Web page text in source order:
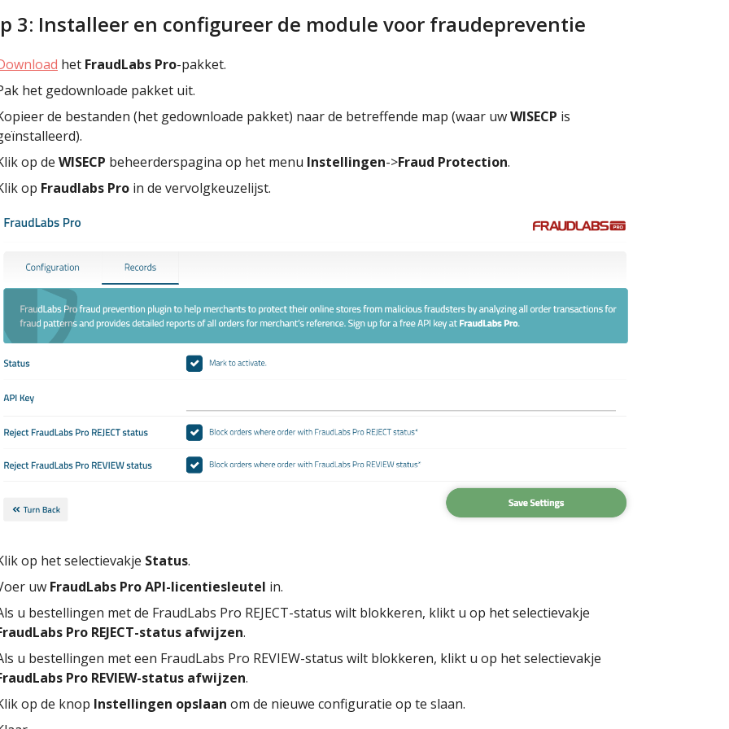
3: Installeer en configureer de module voor fraudepreventie
het FraudLabs Pro-pakket.
het gedownloade pakket uit.
de bestanden (het gedownloade pakket) naar de betreffende map (waar uwWISECP is
op de WISECP beheerderspagina op het menu Instellingen->Fraud Protection.
op Fraudlabs Pro in de vervolgkeuzelijst.
op het selectievakje Status.
uw FraudLabs Pro API-licentiesleutel in.
u bestellingen met de FraudLabs Pro REJECT-status wilt blokkeren, klikt u op het selectievakje
Pro REJECT-status afwijzen.
u bestellingen met een FraudLabs Pro REVIEW-status wilt blokkeren, klikt u op het selectievakje
Pro REVIEW-status afwijzen.
op de knop Instellingen opslaan om de nieuwe configuratie op te slaan.